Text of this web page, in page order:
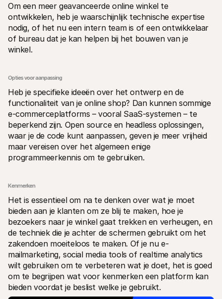
Om een meer geavanceerde online winkel te
ontwikkelen, heb je waarschijnlijk technische expertise
nodig, of het nu een intern team is of een ontwikkelaar
of bureau dat je kan helpen bij het bouwen van je
winkel.
Opties voor aanpassing
Heb je specifieke ideeën over het ontwerp en de
functionaliteit van je online shop? Dan kunnen sommige
e-commerceplatforms – vooral SaaS-systemen – te
beperkend zijn. Open source en headless oplossingen,
waar je de code kunt aanpassen, geven je meer vrijheid
maar vereisen over het algemeen enige
programmeerkennis om te gebruiken.
Kenmerken
Het is essentieel om na te denken over wat je moet
bieden aan je klanten om ze blij te maken, hoe je
bezoekers naar je winkel gaat trekken en verheugen, en
de techniek die je achter de schermen gebruikt om het
zakendoen moeiteloos te maken. Of je nu e-
mailmarketing, social media tools of realtime analytics
wilt gebruiken om te verbeteren wat je doet, het is goed
om te begrijpen wat voor kenmerken een platform kan
bieden voordat je beslist welke je gebruikt.